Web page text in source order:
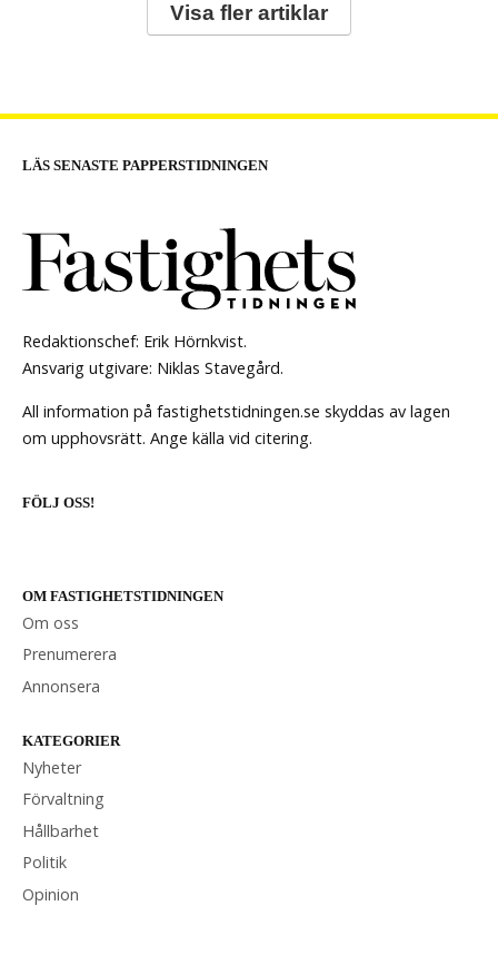
Visa fler artiklar
Redaktionschef: Erik Hörnkvist.
Ansvarig utgivare: Niklas Stavegård.
All information på fastighetstidningen.se skyddas av lagen
om upphovsrätt. Ange källa vid citering.
FÖLJ OSS!
OM FASTIGHETSTIDNINGEN
Om oss
Prenumerera
Annonsera
KATEGORIER
Nyheter
Förvaltning
Hållbarhet
Politik
Opinion
LÄS SENASTE PAPPERSTIDNINGEN